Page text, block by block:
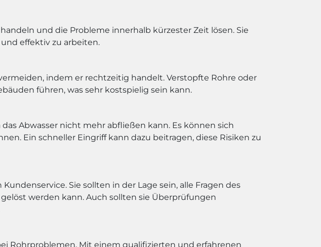
und die Probleme innerhalb kürzester Zeit lösen. Sie
effektiv zu arbeiten.
indem er rechtzeitig handelt. Verstopfte Rohre oder
führen, was sehr kostspielig sein kann.
Abwasser nicht mehr abfließen kann. Es können sich
Ein schneller Eingriff kann dazu beitragen, diese Risiken zu
Sie sollten in der Lage sein, alle Fragen des
werden kann. Auch sollten sie Überprüfungen
Rohrproblemen. Mit einem qualifizierten und erfahrenen